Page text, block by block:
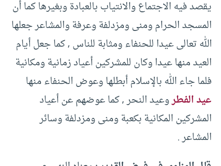
يقصد فيه الاجتماع والانتياب بالعبادة وبغيرها كما أن
المسجد الحرام ومنى ومزدلفة وعرفة والمشاعر جعلها
الله تعالى عيدا للحنفاء ومثابة للناس ‏,‏ كما جعل أيام
العيد منها عيدا ‏وكان للمشركين أعياد زمانية ومكانية
فلما جاء الله بالإسلام أبطلها وعوض الحنفاء منها
عيد الفطروعيد النحر ‏,‏ كما عوضهم عن أعياد
المشركين المكانية بكعبة ومنى ومزدلفة وسائر
المشاعر ‏.‏ ‏